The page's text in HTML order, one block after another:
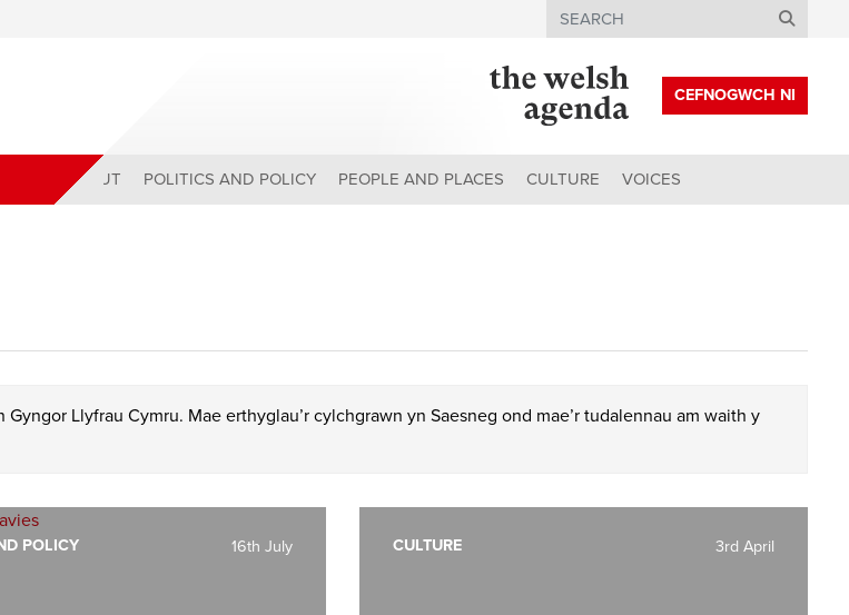
Search
CEFNOGWCH NI
ABOUT POLITICS AND POLICY PEOPLE AND PLACES CULTURE VOICES
Llyfrau Cymru. Mae erthyglau’r cylchgrawn yn Saesneg ond mae’r tudalennau am waith y
16th July
POLICY 3rd April
CULTURE